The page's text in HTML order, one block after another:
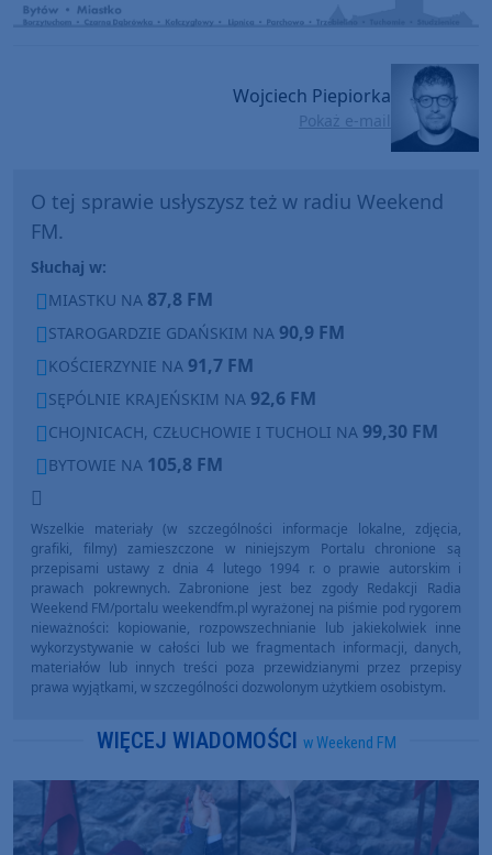
Wojciech Piepiorka
Pokaż e-mail
O tej sprawie usłyszysz też w radiu Weekend
FM.
Słuchaj w:
MIASTKU NA 87,8 FM
STAROGARDZIE GDAŃSKIM NA 90,9 FM
KOŚCIERZYNIE NA 91,7 FM
SĘPÓLNIE KRAJEŃSKIM NA 92,6 FM
CHOJNICACH, CZŁUCHOWIE I TUCHOLI NA 99,30 FM
BYTOWIE NA 105,8 FM
Wszelkie materiały (w szczególności informacje lokalne, zdjęcia,
grafiki, filmy) zamieszczone w niniejszym Portalu chronione są
przepisami ustawy z dnia 4 lutego 1994 r. o prawie autorskim i
prawach pokrewnych. Zabronione jest bez zgody Redakcji Radia
Weekend FM/portalu weekendfm.pl wyrażonej na piśmie pod rygorem
nieważności: kopiowanie, rozpowszechnianie lub jakiekolwiek inne
wykorzystywanie w całości lub we fragmentach informacji, danych,
materiałów lub innych treści poza przewidzianymi przez przepisy
prawa wyjątkami, w szczególności dozwolonym użytkiem osobistym.
WIĘCEJ WIADOMOŚCI w Weekend FM